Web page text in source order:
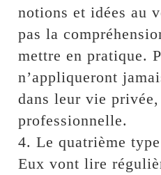
notions et idées au
pas la
mettre en pratique.
n’appliqueront
dans leur vie
professionnelle.
4. Le quatrième
Eux vont lire